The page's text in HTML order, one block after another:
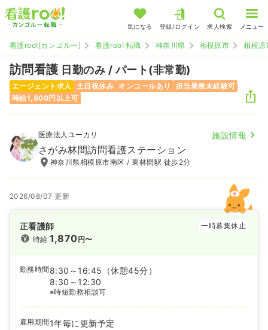
気になる 登録/ログイン 求人検索 メニュー
看護roo![カンゴルー] 看護roo! 転職 神奈川県 相模原市 相模原
訪問看護 日勤のみ / パート(非常勤)
エージェント求人 土日祝休み オンコールあり
担当業務未経験可
時給1,800円以上可
医療法人ユーカリ 施設情報
さがみ林間訪問看護ステーション
神奈川県相模原市南区 / 東林間駅 徒歩2分
2026/08/07 更新
正看護師
一時募集休止
時給1,870円〜
勤務時間 8:30～16:45
（休憩45分）
8:30～12:30
※時短勤務相談可
雇用期間 1年毎に更新予定